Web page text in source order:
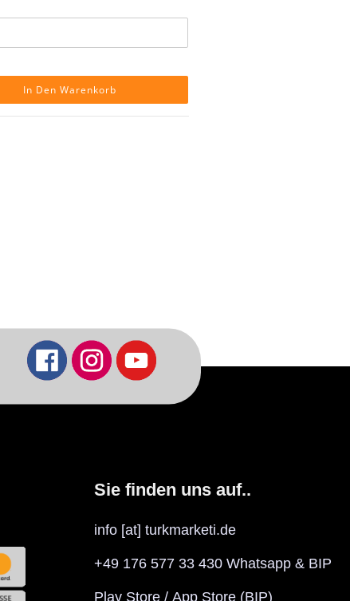
In Den Warenkorb
Sie finden uns auf..
info [at] turkmarketi.de
+49 176 577 33 430 Whatsapp & BIP
Play Store / App Store (BIP)